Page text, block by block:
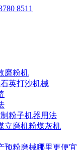
8511
磨粉机
英打沙机械
粉子机器用法
立磨机粉煤灰机
预粉磨械哪里更便宜